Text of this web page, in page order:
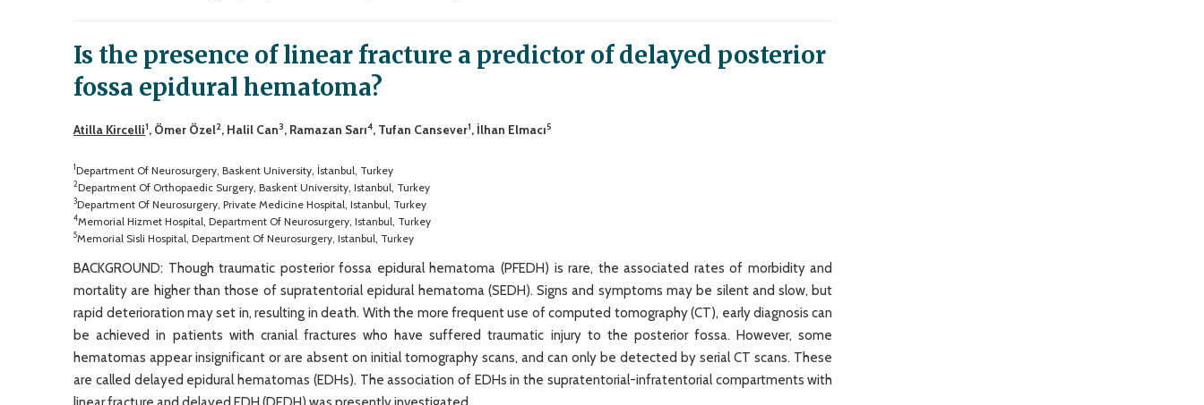
Is the presence of linear fracture a predictor of delayed posterior
fossa epidural hematoma?
Atilla Kircelli1, Ömer Özel2, Halil Can3, Ramazan Sarı4, Tufan Cansever1, İlhan Elmacı5
1Department Of Neurosurgery, Baskent University, İstanbul, Turkey
2Department Of Orthopaedic Surgery, Baskent University, Istanbul, Turkey
3Department Of Neurosurgery, Private Medicine Hospital, Istanbul, Turkey
4Memorial Hizmet Hospital, Department Of Neurosurgery, Istanbul, Turkey
5Memorial Sisli Hospital, Department Of Neurosurgery, Istanbul, Turkey
BACKGROUND: Though traumatic posterior fossa epidural hematoma (PFEDH) is rare, the associated rates of morbidity and
mortality are higher than those of supratentorial epidural hematoma (SEDH). Signs and symptoms may be silent and slow, but
rapid deterioration may set in, resulting in death. With the more frequent use of computed tomography (CT), early diagnosis can
be achieved in patients with cranial fractures who have suffered traumatic injury to the posterior fossa. However, some
hematomas appear insignificant or are absent on initial tomography scans, and can only be detected by serial CT scans. These
are called delayed epidural hematomas (EDHs). The association of EDHs in the supratentorial-infratentorial compartments with